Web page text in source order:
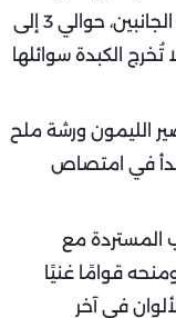
على نار عالية حتى تأخذ لونًا ذهبيًا من الجانبين، حوالي 3 إلى
الكبدة سوائلها
الليمون ورشة ملح
تبدأ في امتصاص
المستردة مع
قوامًا غنيًا
في آخر